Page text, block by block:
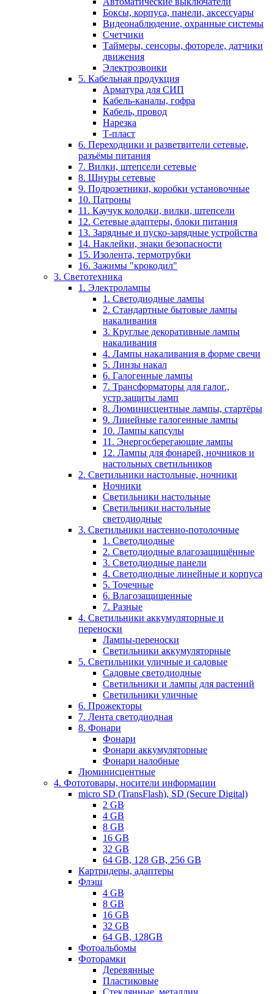
Боксы, корпуса, панели, аксессуары
Видеонаблюдение, охранные системы
Счетчики
Таймеры, сенсоры, фотореле, датчики
движения
Электрозвонки
5. Кабельная продукция
Арматура для СИП
Кабель-каналы, гофра
Кабель, провод
Нарезка
Т-пласт
6. Переходники и разветвители сетевые,
разъёмы питания
7. Вилки, штепсели сетевые
8. Шнуры сетевые
9. Подрозетники, коробки установочные
10. Патроны
11. Каучук колодки, вилки, штепсели
12. Сетевые адаптеры, блоки питания
13. Зарядные и пуско-зарядные устройства
14. Наклейки, знаки безопасности
15. Изолента, термотрубки
16. Зажимы "крокодил"
3. Светотехника
1. Электролампы
1. Светодиодные лампы
2. Стандартные бытовые лампы
накаливания
3. Круглые декоративные лампы
накаливания
4. Лампы накаливания в форме свечи
5. Линзы накал
6. Галогенные лампы
7. Трансформаторы для галог.,
устр.защиты ламп
8. Люминисцентные лампы, стартёры
9. Линейные галогенные лампы
10. Лампы капсулы
11. Энергосберегающие лампы
12. Лампы для фонарей, ночников и
настольных светильников
2. Светильники настольные, ночники
Ночники
Светильники настольные
Светильники настольные
светодиодные
3. Светильники настенно-потолочные
1. Светодиодные
2. Светодиодные влагозащищённые
3. Светодиодные панели
4. Светодиодные линейные и корпуса
5. Точечные
6. Влагозащищенные
7. Разные
4. Светильники аккумуляторные и
переноски
Лампы-переноски
Светильники аккумуляторные
5. Светильники уличные и садовые
Садовые светодиодные
Светильники и лампы для растений
Светильники уличные
6. Прожекторы
7. Лента светодиодная
8. Фонари
Фонари
Фонари аккумуляторные
Фонари налобные
Люминисцентные
4. Фототовары, носители информации
micro SD (TransFlash), SD (Secure Digital)
2 GB
4 GB
8 GB
16 GB
32 GB
64 GB, 128 GB, 256 GB
Картридеры, адаптеры
Флэш
4 GB
8 GB
16 GB
32 GB
64 GB, 128GB
Фотоальбомы
Фоторамки
Деревянные
Пластиковые
Стеклянные, металлич.